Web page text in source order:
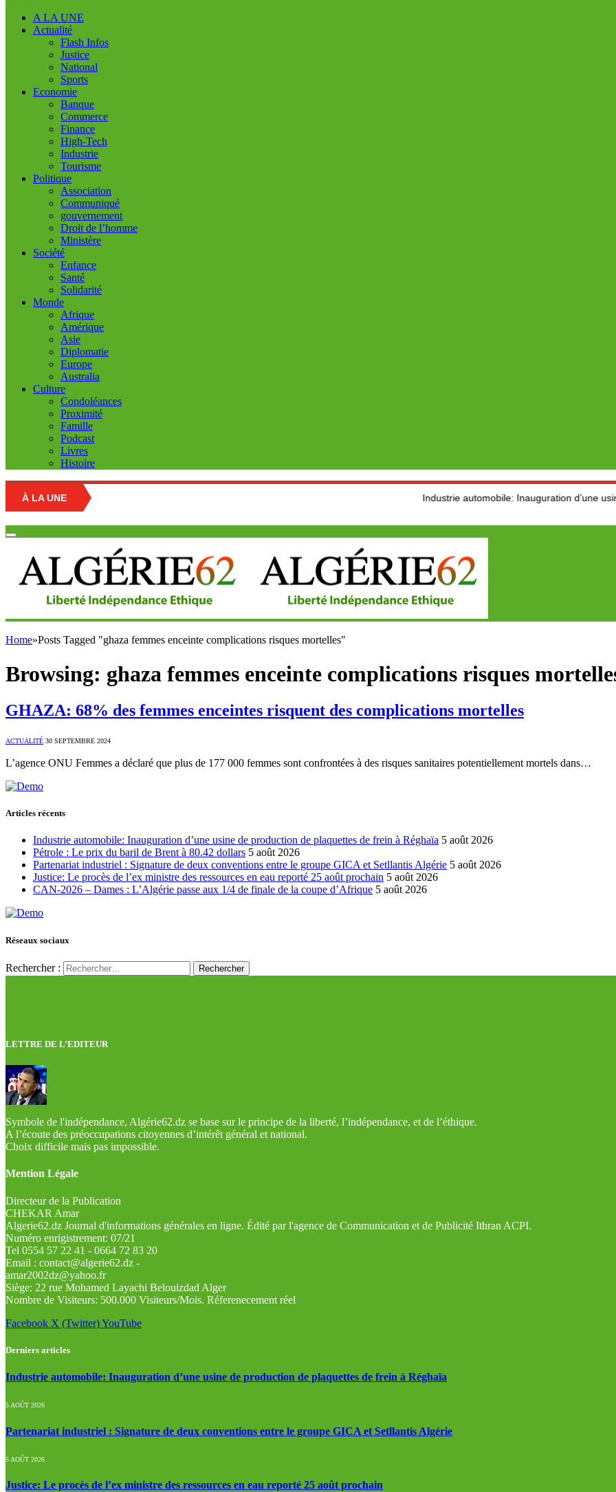
A LA UNE
Actualité
Flash Infos
Justice
National
Sports
Economie
Banque
Commerce
Finance
High-Tech
Industrie
Tourisme
Politique
Association
Communiqué
gouvernement
Droit de l’homme
Ministère
Société
Enfance
Santé
Solidarité
Monde
Afrique
Amérique
Asie
Diplomatie
Europe
Australia
Culture
Condoléances
Proximité
Famille
Podcast
Livres
Histoire
À LA UNE Industrie automobile: Inauguration d’une usine de
Home»Posts Tagged "ghaza femmes enceinte complications risques mortelles"
Browsing: ghaza femmes enceinte complications risques
GHAZA: 68% des femmes enceintes risquent des complications mortelles
ACTUALITÉ 30 SEPTEMBRE 2024
L’agence ONU Femmes a déclaré que plus de 177 000 femmes sont confrontées à des risques sanitaires potentiellement mortels dans…
Articles récents
Industrie automobile: Inauguration d’une usine de production de plaquettes de frein à Réghaïa 5 août 2026
Pétrole : Le prix du baril de Brent à 80.42 dollars 5 août 2026
Partenariat industriel : Signature de deux conventions entre le groupe GICA et Setllantis Algérie 5 août 2026
Justice: Le procès de l’ex ministre des ressources en eau reporté 25 août prochain 5 août 2026
CAN-2026 – Dames : L’Algérie passe aux 1/4 de finale de la coupe d’Afrique 5 août 2026
Réseaux sociaux
Rechercher :
LETTRE DE L’EDITEUR
Symbole de l'indépendance, Algérie62.dz se base sur le principe de la liberté, l’indépendance, et de l’éthique.
A l’écoute des préoccupations citoyennes d’intérêt général et national.
Choix difficile mais pas impossible.
Mention Légale
Directeur de la Publication
CHEKAR Amar
Algerie62.dz Journal d'informations générales en ligne. Édité par l'agence de Communication et de Publicité Ithran ACPI.
Numéro enrigistrement: 07/21
Tel 0554 57 22 41 - 0664 72 83 20
Email : contact@algerie62.dz -
amar2002dz@yahoo.fr
Siège: 22 rue Mohamed Layachi Belouizdad Alger
Nombre de Visiteurs: 500.000 Visiteurs/Mois. Réferenecement réel
Facebook X (Twitter)YouTube
Derniers articles
Industrie automobile: Inauguration d’une usine de production de plaquettes de frein à Réghaïa
5 AOÛT 2026
Partenariat industriel : Signature de deux conventions entre le groupe GICA et Setllantis Algérie
5 AOÛT 2026
Justice: Le procès de l’ex ministre des ressources en eau reporté 25 août prochain